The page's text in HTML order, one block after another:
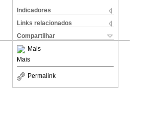
Indicadores
Links relacionados
Compartilhar
Mais
Mais
Permalink